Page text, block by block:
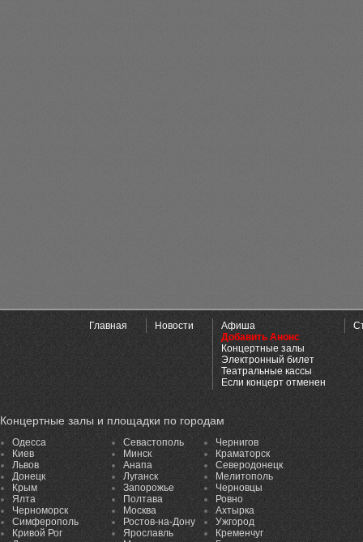
Главная Новости
Афиша
Добавить Анонс
Концертные залы
Электронный билет
Театральные кассы
Если концерт отменен
Концертные залы и площадки по городам
Одесса
Киев
Львов
Донецк
Крым
Ялта
Черноморск
Симферополь
Кривой Рог
Севастополь
Минск
Анапа
Луганск
Запорожье
Полтава
Москва
Ростов-на-Дону
Ярославль
Чернигов
Краматорск
Северодонецк
Мелитополь
Черновцы
Ровно
Ахтырка
Ужгород
Кременчуг